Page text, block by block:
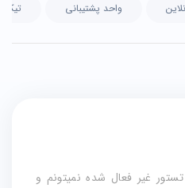
واحد پشتیبانی تیکت
غیر فعال شده نمیتونم و